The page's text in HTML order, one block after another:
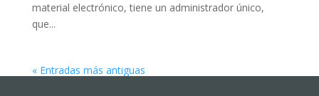
material electrónico, tiene un administrador único,
que...
« Entradas más antiguas